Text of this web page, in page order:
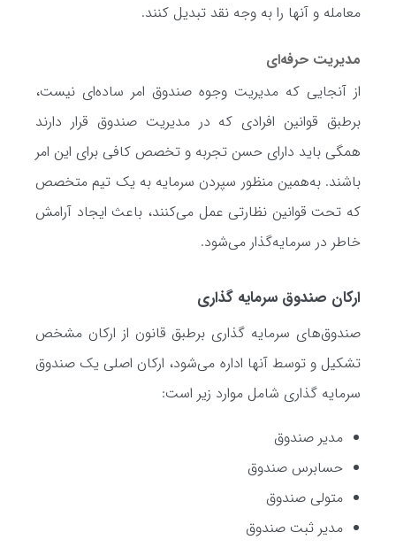
معامله و آنها را به وجه نقد تبدیل کنند.
مدیریت حرفه‌ای
از آنجایی که مدیریت وجوه صندوق امر ساده‌ای نیست،
برطبق قوانین افرادی که در مدیریت صندوق قرار دارند
همگی باید دارای حسن تجربه و تخصص کافی برای این امر
باشند. به‌همین منظور سپردن سرمایه به یک تیم متخصص
که تحت قوانین نظارتی عمل می‌کنند، باعث ایجاد آرامش
خاطر در سرمایه‌گذار می‌شود.
ارکان صندوق سرمایه گذاری
صندوق‌های سرمایه گذاری برطبق قانون از ارکان مشخص
تشکیل و توسط آنها اداره می‌شود، ارکان اصلی یک صندوق
سرمایه گذاری شامل موارد زیر است:
مدیر صندوق
حسابرس صندوق
متولی صندوق
مدیر ثبت صندوق